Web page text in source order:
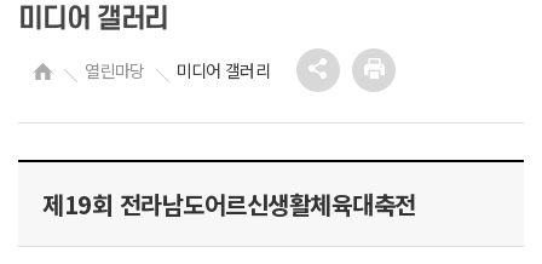
미디어 갤러리
열린마당 미디어 갤러리
제19회 전라남도어르신생활체육대축전